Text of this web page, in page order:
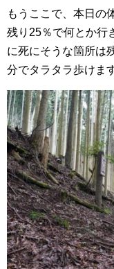
もうここで、本日の
残り25％で何とか
に死にそうな箇所は
分でタラタラ歩けま